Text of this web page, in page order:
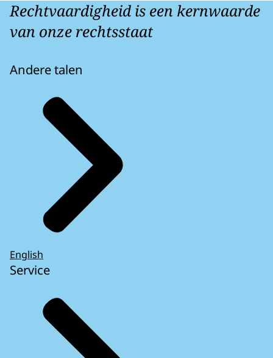
Rechtvaardigheid is een kernwaarde
van onze rechtsstaat
Andere talen
English
Service